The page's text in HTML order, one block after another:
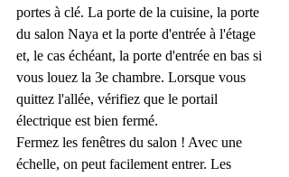
portes à clé. La porte de la cuisine, la porte
du salon Naya et la porte d'entrée à l'étage
et, le cas échéant, la porte d'entrée en bas si
vous louez la 3e chambre. Lorsque vous
quittez l'allée, vérifiez que le portail
électrique est bien fermé.
Fermez les fenêtres du salon ! Avec une
échelle, on peut facilement entrer. Les